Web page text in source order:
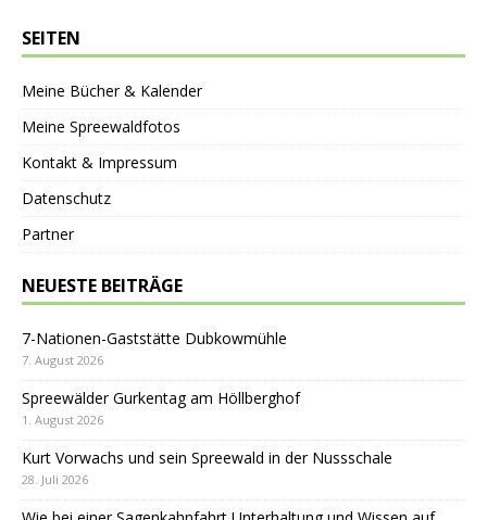
SEITEN
Meine Bücher & Kalender
Meine Spreewaldfotos
Kontakt & Impressum
Datenschutz
Partner
NEUESTE BEITRÄGE
7-Nationen-Gaststätte Dubkowmühle
7. August 2026
Spreewälder Gurkentag am Höllberghof
1. August 2026
Kurt Vorwachs und sein Spreewald in der Nussschale
28. Juli 2026